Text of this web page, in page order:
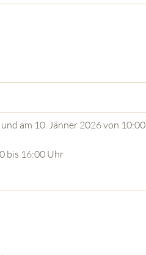
am 10. Jänner 2026 von 10:00
bis 16:00 Uhr